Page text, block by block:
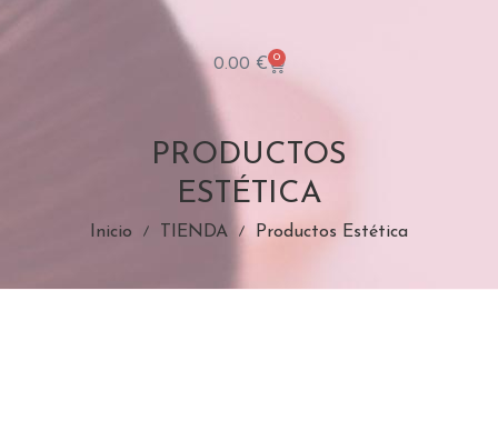
0.00 € 0
PRODUCTOS
ESTÉTICA
Inicio TIENDA Productos Estética